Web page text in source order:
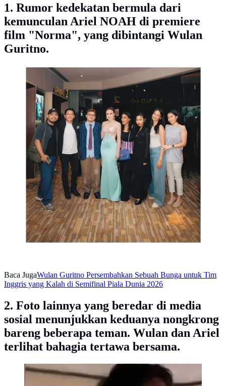
1. Rumor kedekatan bermula dari
kemunculan Ariel NOAH di premiere
film "Norma", yang dibintangi Wulan
Guritno.
Kebersamaan Ariel NOAH dan Wulan Guritno.
(sumber: Instagram/wulanguritno)
Baca JugaWulan Guritno Persembahkan Sebuah Bunga untuk Tim
Inggris yang Kalah di Semifinal Piala Dunia 2026
2. Foto lainnya yang beredar di media
sosial menunjukkan keduanya nongkrong
bareng beberapa teman. Wulan dan Ariel
terlihat bahagia tertawa bersama.